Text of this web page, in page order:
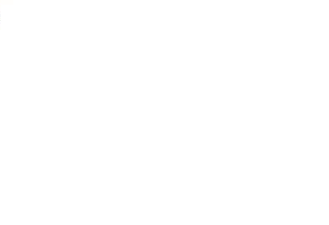
фрезы
щековые
роторные
ковши барабанные
ковши вальцовые
для фронтальных погрузчиков
асфальта